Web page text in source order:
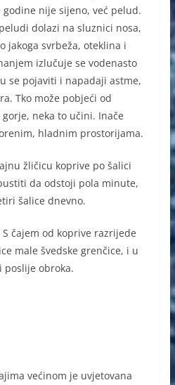
nije sijeno, već pelud.
dolazi na sluznici nosa,
jakoga svrbeža, oteklina i
izlučuje se vodenasto
se pojaviti i napadaji astme,
Tko može pobjeći od
neka to učini. Inače
hladnim prostorijama.
žličicu koprive po šalici
da odstoji pola minute,
šalice dnevno.
S čajem od koprive razrijede
male švedske grenčice, i u
obroka.
većinom je uvjetovana